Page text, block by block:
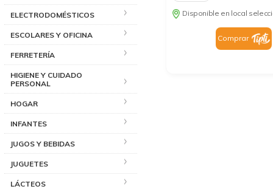
ELECTRODOMÉSTICOS
ESCOLARES Y OFICINA
FERRETERÍA
HIGIENE Y CUIDADO
PERSONAL
HOGAR
INFANTES
JUGOS Y BEBIDAS
JUGUETES
LÁCTEOS
Disponible en local
Comprar